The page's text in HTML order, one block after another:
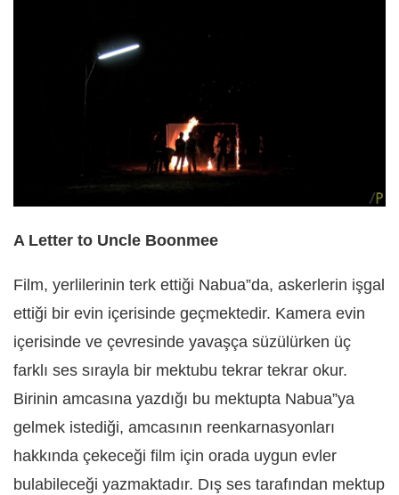
A Letter to Uncle Boonmee
Film, yerlilerinin terk ettiği Nabua”da, askerlerin işgal
ettiği bir evin içerisinde geçmektedir. Kamera evin
içerisinde ve çevresinde yavaşça süzülürken üç
farklı ses sırayla bir mektubu tekrar tekrar okur.
Birinin amcasına yazdığı bu mektupta Nabua”ya
gelmek istediği, amcasının reenkarnasyonları
hakkında çekeceği film için orada uygun evler
bulabileceği yazmaktadır. Dış ses tarafından mektup